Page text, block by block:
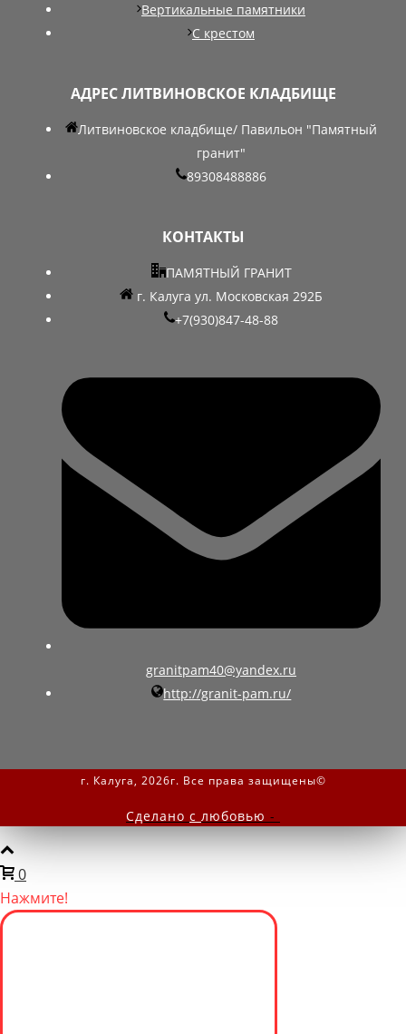
Вертикальные памятники
С крестом
АДРЕС ЛИТВИНОВСКОЕ КЛАДБИЩЕ
Литвиновское кладбище/ Павильон "Памятный
гранит"
89308488886
КОНТАКТЫ
ПАМЯТНЫЙ ГРАНИТ
г. Калуга ул. Московская 292Б
+7(930)847-48-88
granitpam40@yandex.ru
http://granit-pam.ru/
г. Калуга, 2026г. Все права защищены©
Сделано с любовью -
0
Нажмите!